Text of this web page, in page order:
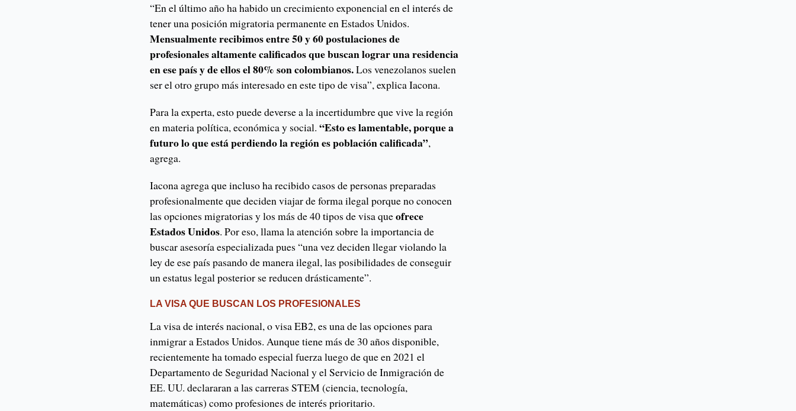
“En el último año ha habido un crecimiento exponencial en el interés de
tener una posición migratoria permanente en Estados Unidos.
Mensualmente recibimos entre 50 y 60 postulaciones de
profesionales altamente calificados que buscan lograr una residencia
en ese país y de ellos el 80% son colombianos.Los venezolanos suelen
ser el otro grupo más interesado en este tipo de visa”, explica Iacona.
Para la experta, esto puede deverse a la incertidumbre que vive la región
en materia política, económica y social.“Esto es lamentable, porque a
futuro lo que está perdiendo la región es población calificada”,
agrega.
Iacona agrega que incluso ha recibido casos de personas preparadas
profesionalmente que deciden viajar de forma ilegal porque no conocen
las opciones migratorias y los más de 40 tipos de visa queofrece
Estados Unidos. Por eso, llama la atención sobre la importancia de
buscar asesoría especializada pues “una vez deciden llegar violando la
ley de ese país pasando de manera ilegal, las posibilidades de conseguir
un estatus legal posterior se reducen drásticamente”.
LA VISA QUE BUSCAN LOS PROFESIONALES
La visa de interés nacional, o visa EB2, es una de las opciones para
inmigrar a Estados Unidos. Aunque tiene más de 30 años disponible,
recientemente ha tomado especial fuerza luego de que en 2021 el
Departamento de Seguridad Nacional y el Servicio de Inmigración de
EE. UU. declararan a las carreras STEM (ciencia, tecnología,
matemáticas) como profesiones de interés prioritario.